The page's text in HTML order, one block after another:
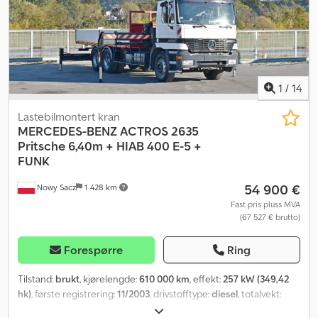
1 / 14
Nowy Sacz 1 428 km
Lastebilmontert kran
MERCEDES-BENZACTROS 2635
Pritsche 6,40m + HIAB 400 E-5 +
FUNK
54 900 €
Fast pris pluss MVA
(67 527 € brutto)
Forespørre Ring
Tilstand: brukt, kjørelengde:610 000 km, effekt:257 kW (349,42
hk), første registrering:11/2003, drivstofftype:diesel, totalvekt:
3 aksler